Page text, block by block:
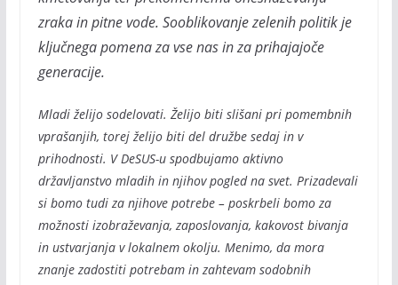
zraka in pitne vode. Sooblikovanje zelenih politik je
ključnega pomena za vse nas in za prihajajoče
generacije.
Mladi želijo sodelovati. Želijo biti slišani pri pomembnih
vprašanjih, torej želijo biti del družbe sedaj in v
prihodnosti. V DeSUS-u spodbujamo aktivno
državljanstvo mladih in njihov pogled na svet. Prizadevali
si bomo tudi za njihove potrebe – poskrbeli bomo za
možnosti izobraževanja, zaposlovanja, kakovost bivanja
in ustvarjanja v lokalnem okolju. Menimo, da mora
znanje zadostiti potrebam in zahtevam sodobnih